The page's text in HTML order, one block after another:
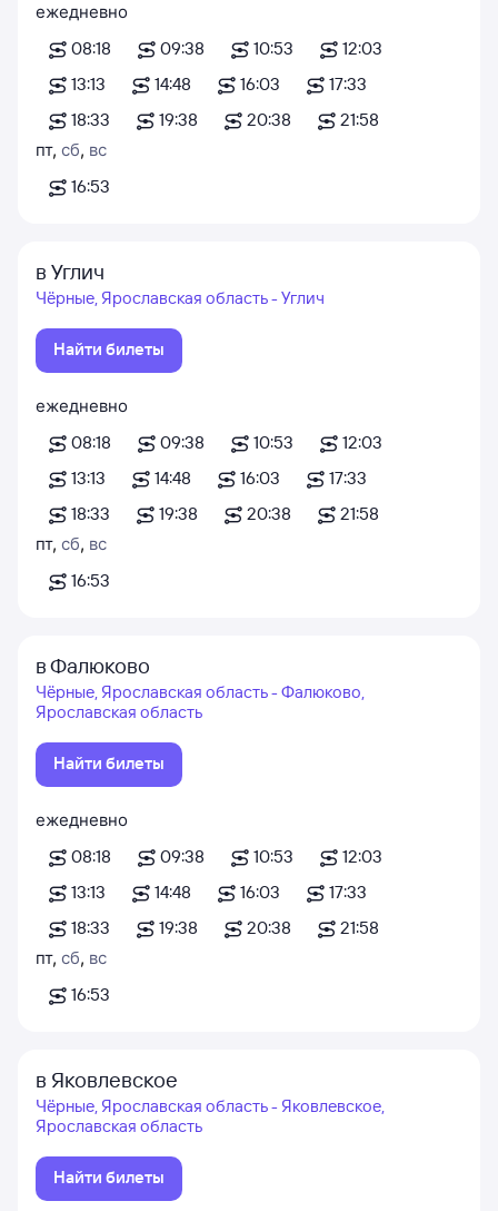
ежедневно
08:18
09:38 10:53
12:03
13:13
14:48 16:03
17:33
18:33
19:38 20:38
21:58
пт, сб, вс
16:53
в Углич
Чёрные, Ярославская область - Углич
Найти билеты
ежедневно
08:18
09:38 10:53
12:03
13:13
14:48 16:03
17:33
18:33
19:38 20:38
21:58
пт, сб, вс
16:53
в Фалюково
Чёрные, Ярославская область - Фалюково,
Ярославская область
Найти билеты
ежедневно
08:18
09:38 10:53
12:03
13:13
14:48 16:03
17:33
18:33
19:38 20:38
21:58
пт, сб, вс
16:53
в Яковлевское
Чёрные, Ярославская область - Яковлевское,
Ярославская область
Найти билеты